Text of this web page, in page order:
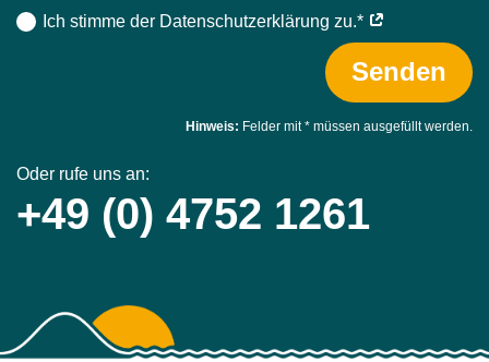
Ich stimme der Datenschutz­erklärung zu.*
Senden
Hinweis: Felder mit* müssen ausgefüllt werden.
Oder rufe uns an:
+49 (0) 4752 1261